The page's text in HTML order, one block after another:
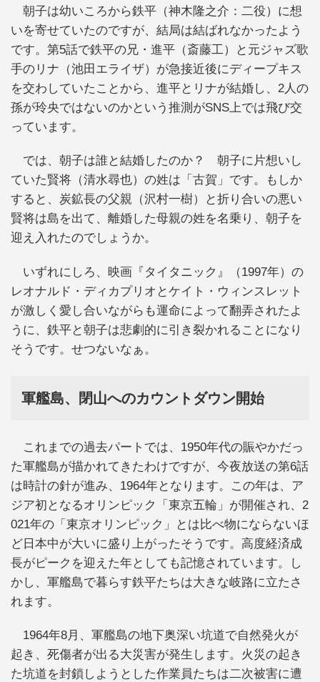
朝子は幼いころから鉄平（神木隆之介：二役）に想
いを寄せていたのですが、結局は結ばれなかったよう
です。第5話で鉄平の兄・進平（斎藤工）と元ジャズ歌
手のリナ（池田エライザ）が急接近後にディープキス
を交わしていたことから、進平とリナが結婚し、2人の
孫が玲央ではないのかという推測がSNS上では飛び交
っています。
では、朝子は誰と結婚したのか？ 朝子に片想いし
ていた賢将（清水尋也）の姓は「古賀」です。もしか
すると、炭鉱長の父親（沢村一樹）と折り合いの悪い
賢将は島を出て、離婚した母親の姓を名乗り、朝子を
迎え入れたのでしょうか。
いずれにしろ、映画『タイタニック』（1997年）の
レオナルド・ディカプリオとケイト・ウィンスレット
が激しく愛し合いながらも運命によって翻弄されたよ
うに、鉄平と朝子は悲劇的に引き裂かれることになり
そうです。せつないなぁ。
軍艦島、閉山へのカウントダウン開始
これまでの過去パートでは、1950年代の賑やかだっ
た軍艦島が描かれてきたわけですが、今夜放送の第6話
は時計の針が進み、1964年となります。この年は、ア
ジア初となるオリンピック「東京五輪」が開催され、2
021年の「東京オリンピック」とは比べ物にならないほ
ど日本中が大いに盛り上がったそうです。高度経済成
長がピークを迎えた年としても記憶されています。し
かし、軍艦島で暮らす鉄平たちは大きな岐路に立たさ
れます。
1964年8月、軍艦島の地下奥深い坑道で自然発火が
起き、死傷者が出る大災害が発生します。火災の起き
た坑道を封鎖しようとした作業員たちは二次被害に遭